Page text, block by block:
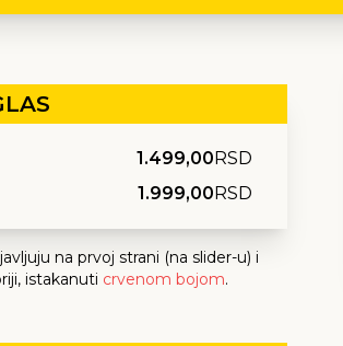
1.499,00RSD
1.999,00RSD
na prvoj strani (na slider-u) i
istakanuti crvenom bojom.